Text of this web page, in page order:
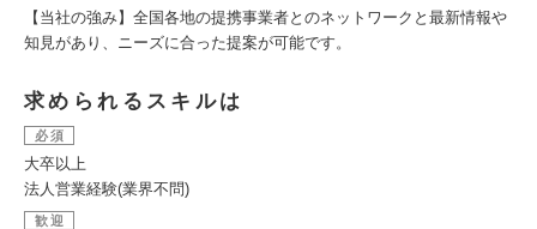
【当社の強み】全国各地の提携事業者とのネットワークと最新情報や
知見があり、ニーズに合った提案が可能です。
求められるスキルは
必須
大卒以上
法人営業経験(業界不問)
歓迎